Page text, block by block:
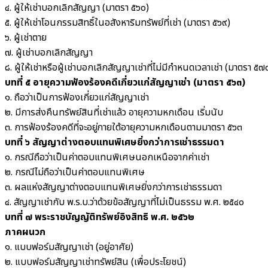
๔. ผู้ให้เช่าบอกเลิกสัญญา (มาตรา ๕๖๐)
๕. ผู้ให้เช่าโอนกรรมสิทธิ์ในอสังหาริมทรัพย์ที่เช่า (มาตรา ๕๖๙)
๖. ผู้เช่าตาย
๗. ผู้เช่าบอกเลิกสัญญา
๘. ผู้ให้เช่าหรือผู้เช่าบอกเลิกสัญญาเช่าที่ไม่มีกำหนดเวลาเช่า (มาตรา ๕๗
บทที่ ๕ อายุความฟ้องร้องคดีเกี่ยวแก่สัญญาเช่า (มาตรา ๕๖๓)
๑. ถือว่าเป็นการฟ้องเกี่ยวแก่สัญญาเช่า
๒. มีการส่งคืนทรัพย์สินที่เช่าแล้ว อายุความหกเดือน เริ่มนับ
๓. การฟ้องร้องคดีที่จะอยู่ภายใต้อายุความหกเดือนตามมาตรา ๕๖๓
บทที่ ๖ สัญญาต่างตอบแทนพิเศษยิ่งกว่าการเช่าธรรมดา
๑. กรณีถือว่าเป็นค่าตอบแทนพิเศษนอกเหนือจากค่าเช่า
๒. กรณีไม่ถือว่าเป็นค่าตอบแทนพิเศษ
๓. ผลแห่งสัญญาต่างตอบแทนพิเศษยิ่งกว่าการเช่าธรรมดา
๔. สัญญาเช่ากับ พ.ร.บ.ว่าด้วยข้อสัญญาที่ไม่เป็นธรรม พ.ศ. ๒๕๔๐
บทที่ ๗ พระราชบัญญัติทรัพย์อิงสิทธิ พ.ศ. ๒๕๖๒
ภาคผนวก
๑. แบบฟอร์มสัญญาเช่า (อยู่อาศัย)
๒. แบบฟอร์มสัญญาเช่าทรัพย์สิน (เพื่อประโยชน์)